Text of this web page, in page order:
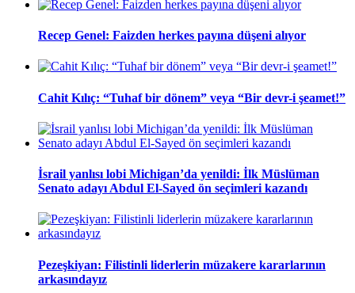
Recep Genel: Faizden herkes payına düşeni alıyor
Cahit Kılıç: “Tuhaf bir dönem” veya “Bir devr-i şeamet!”
İsrail yanlısı lobi Michigan’da yenildi: İlk Müslüman
Senato adayı Abdul El-Sayed ön seçimleri kazandı
Pezeşkiyan: Filistinli liderlerin müzakere kararlarının
arkasındayız